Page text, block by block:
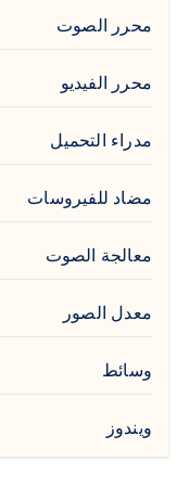
محرر الصوت
محرر الفيديو
مدراء التحميل
مضاد للفيروسات
معالجة الصوت
معدل الصور
وسائط
ويندوز